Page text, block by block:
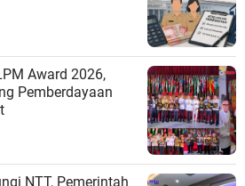
Award 2026,
Pemberdayaan
NTT, Pemerintah